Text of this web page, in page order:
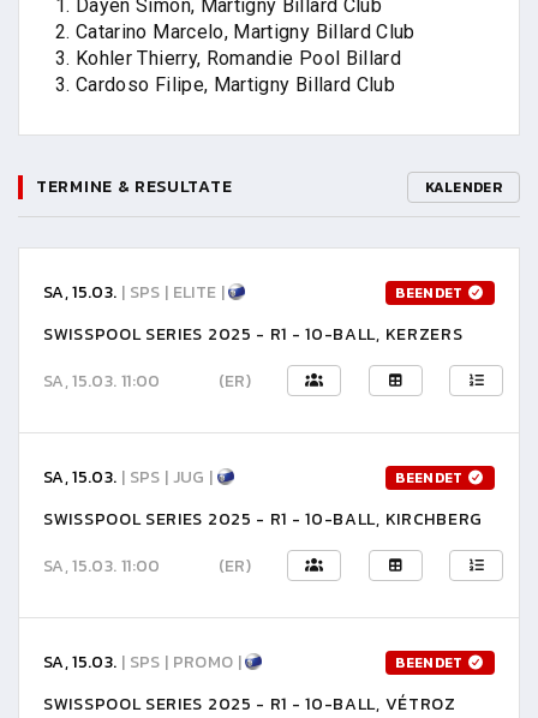
1. Dayen Simon, Martigny Billard Club
2. Catarino Marcelo, Martigny Billard Club
3. Kohler Thierry, Romandie Pool Billard
3. Cardoso Filipe, Martigny Billard Club
TERMINE & RESULTATE KALENDER
SA, 15.03. | SPS | ELITE | BEENDET
SWISSPOOL SERIES 2025 - R1 - 10-BALL, KERZERS
SA, 15.03. 11:00
(ER)
SA, 15.03. | SPS | JUG | BEENDET
SWISSPOOL SERIES 2025 - R1 - 10-BALL, KIRCHBERG
SA, 15.03. 11:00
(ER)
SA, 15.03. | SPS | PROMO | BEENDET
SWISSPOOL SERIES 2025 - R1 - 10-BALL, VÉTROZ